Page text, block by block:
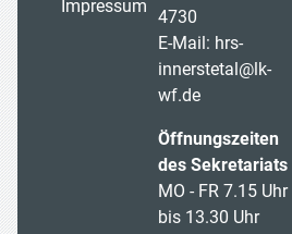
Impressum
4730
E-Mail: hrs-
innerstetal@lk-
wf.de
Öffnungszeiten
des Sekretariats
MO - FR 7.15 Uhr
bis 13.30 Uhr